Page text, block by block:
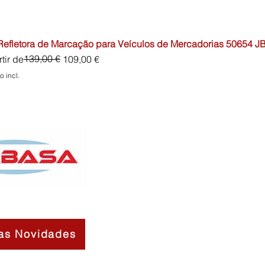
de Marcação para Veículos de Mercadorias 50654
de
normal139,00 € 109,00 €
promocional
incl.
Novidades